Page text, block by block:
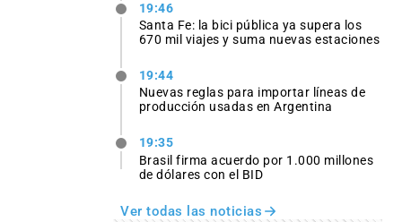
19:46
Santa Fe: la bici pública ya supera los
670 mil viajes y suma nuevas estaciones
19:44
Nuevas reglas para importar líneas de
producción usadas en Argentina
19:35
Brasil firma acuerdo por 1.000 millones
de dólares con el BID
Ver todas las noticias